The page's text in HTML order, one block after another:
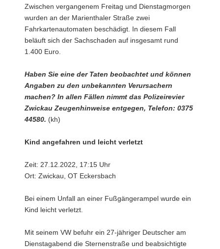
Zwischen vergangenem Freitag und Dienstagmorgen
wurden an der Marienthaler Straße zwei
Fahrkartenautomaten beschädigt. In diesem Fall
beläuft sich der Sachschaden auf insgesamt rund
1.400 Euro.
Haben Sie eine der Taten beobachtet und können
Angaben zu den unbekannten Verursachern
machen? In allen Fällen nimmt das Polizeirevier
Zwickau Zeugenhinweise entgegen, Telefon: 0375
44580. (kh)
Kind angefahren und leicht verletzt
Zeit: 27.12.2022, 17:15 Uhr
Ort: Zwickau, OT Eckersbach
Bei einem Unfall an einer Fußgängerampel wurde ein
Kind leicht verletzt.
Mit seinem VW befuhr ein 27-jähriger Deutscher am
Dienstagabend die Sternenstraße und beabsichtigte